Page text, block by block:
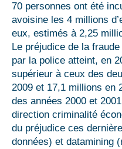
70 personnes ont été
avoisine les 4 millions
eux, estimés à 2,25
Le préjudice de la
par la police atteint, en
supérieur à ceux des
2009 et 17,1 millions en
des années 2000 et
direction criminalité
du préjudice ces
données) et datamining